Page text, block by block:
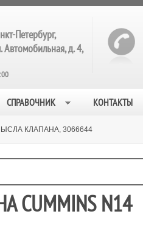
Петербург,
Автомобильная, д. 4,
СПРАВОЧНИК КОНТАКТЫ
КЛАПАНА, 3066644
N14